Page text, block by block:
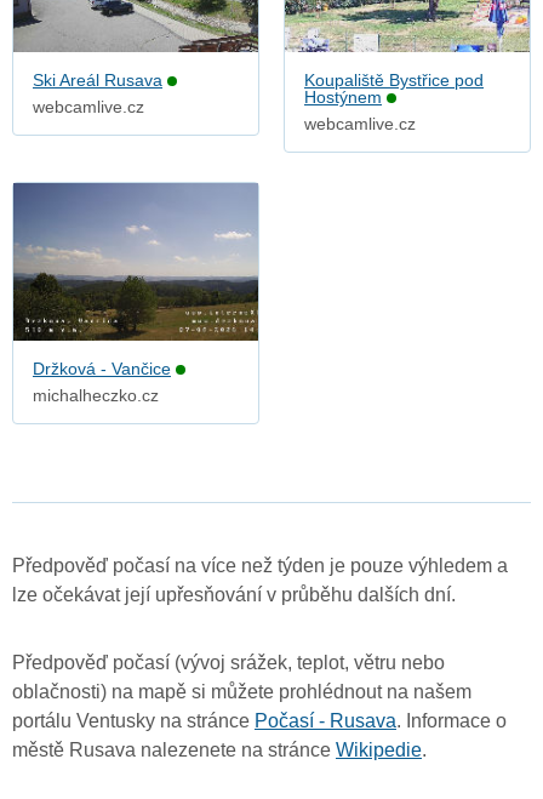
Ski Areál Rusava
webcamlive.cz
Koupaliště Bystřice pod
Hostýnem
webcamlive.cz
Držková - Vančice
michalheczko.cz
Předpověď počasí na více než týden je pouze výhledem a
lze očekávat její upřesňování v průběhu dalších dní.
Předpověď počasí (vývoj srážek, teplot, větru nebo
oblačnosti) na mapě si můžete prohlédnout na našem
portálu Ventusky na stránce Počasí - Rusava. Informace o
městě Rusava nalezenete na stránce Wikipedie.